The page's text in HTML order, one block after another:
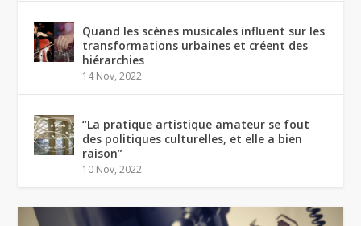
Quand les scènes musicales influent sur les
transformations urbaines et créent des
hiérarchies
14 Nov, 2022
“La pratique artistique amateur se fout
des politiques culturelles, et elle a bien
raison”
10 Nov, 2022